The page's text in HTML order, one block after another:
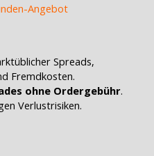
Angebot
Spreads,
Fremdkosten.
ohne Ordergebühr.
Verlustrisiken.